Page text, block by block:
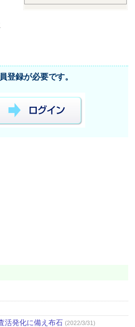
登録が必要です。
活発化に備え布石 (2022/3/31)